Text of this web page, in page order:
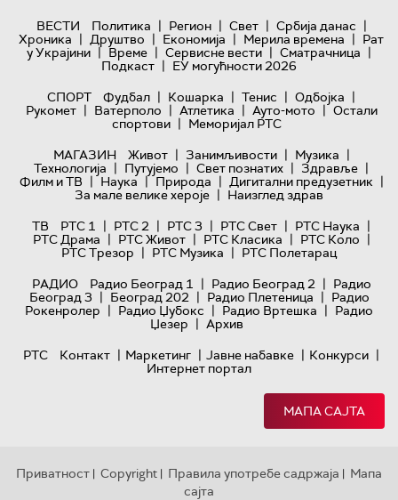
ВЕСТИ Политика | Регион | Свет | Србија данас |
Хроника | Друштво | Економија | Мерила времена | Рат
у Украјини | Време | Сервисне вести | Сматрачница |
Подкаст | ЕУ могућности 2026
СПОРТ
Фудбал | Кошарка | Тенис | Одбојка |
Рукомет | Ватерполо | Атлетика | Ауто-мото | Остали
спортови | Меморијал РТС
МАГАЗИН
Живот | Занимљивости | Музика |
Технологијa | Путујемо | Свет познатих | Здравље |
Филм и ТВ | Наука | Природа | Дигитални предузетник |
За мале велике хероје | Наизглед здрав
ТВ
РТС 1 | РТС 2 | РТС 3 | РТС Свет | РТС Наука |
РТС Драма | РТС Живот | РТС Класика | РТС Коло |
РТС Трезор | РТС Музика | РТС Полетарац
РАДИО
Радио Београд 1 | Радио Београд 2 | Радио
Београд 3 | Београд 202 | Радио Плетеница | Радио
Рокенролер | Радио Џубокс | Радио Вртешка | Радио
Џезер | Архив
РТС
Контакт | Маркетинг | Јавне набавке | Конкурси |
Интернет портал
МАПА САЈТА
Приватност | Copyright | Правила употребе садржаја | Мапа
сајта